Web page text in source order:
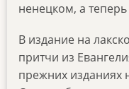
ненецком, а
В издание на
притчи из
прежних изданиях